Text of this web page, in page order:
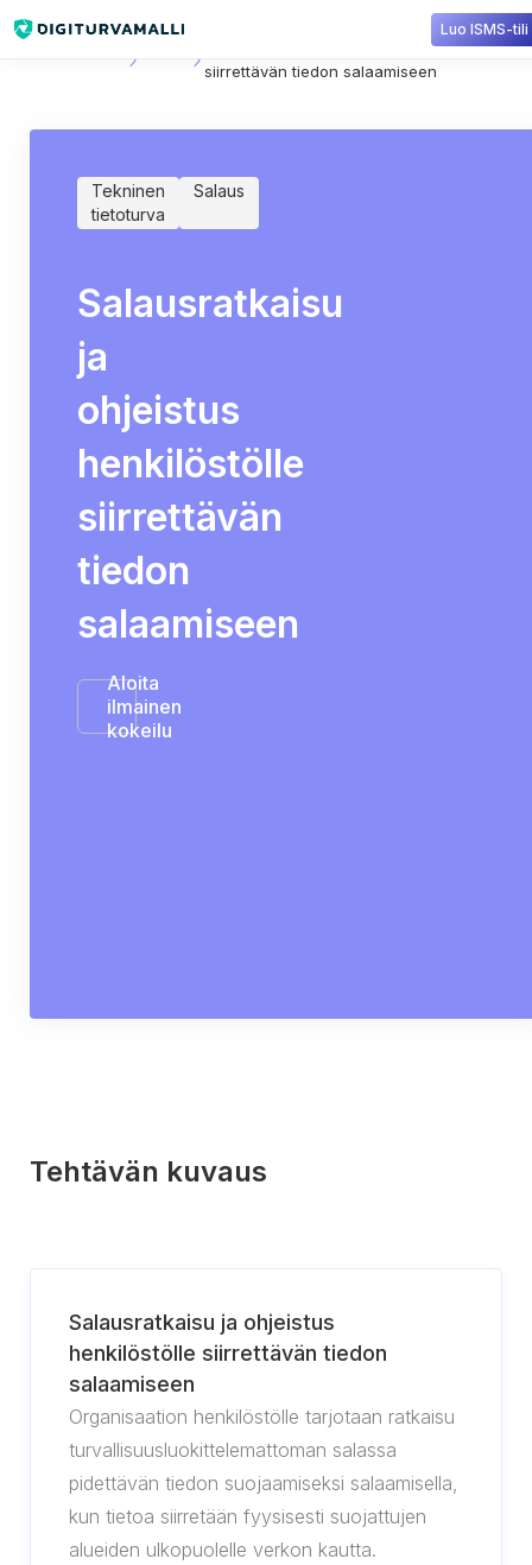
Luo ISMS-tili
Salausratkaisu ja ohjeistus henkilöstölle
siirrettävän tiedon salaamiseen
Tekninen
tietoturva
Salaus
Salausratkaisu
ja
ohjeistus
henkilöstölle
siirrettävän
tiedon
salaamiseen
Aloita
ilmainen
kokeilu
Tehtävän kuvaus
Salausratkaisu ja ohjeistus
henkilöstölle siirrettävän tiedon
salaamiseen
Organisaation henkilöstölle tarjotaan ratkaisu
turvallisuusluokittelemattoman salassa
pidettävän tiedon suojaamiseksi salaamisella,
kun tietoa siirretään fyysisesti suojattujen
alueiden ulkopuolelle verkon kautta.